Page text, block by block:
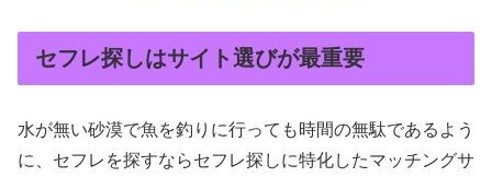
セフレ探しはサイト選びが最重要
水が無い砂漠で魚を釣りに行っても時間の無駄であるよう
に、セフレを探すならセフレ探しに特化したマッチングサ